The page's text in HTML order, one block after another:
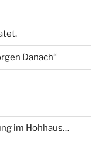
Danach“
im Hohhaus…